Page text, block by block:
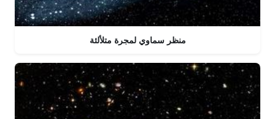
منظر سماوي لمجرة متلألئة